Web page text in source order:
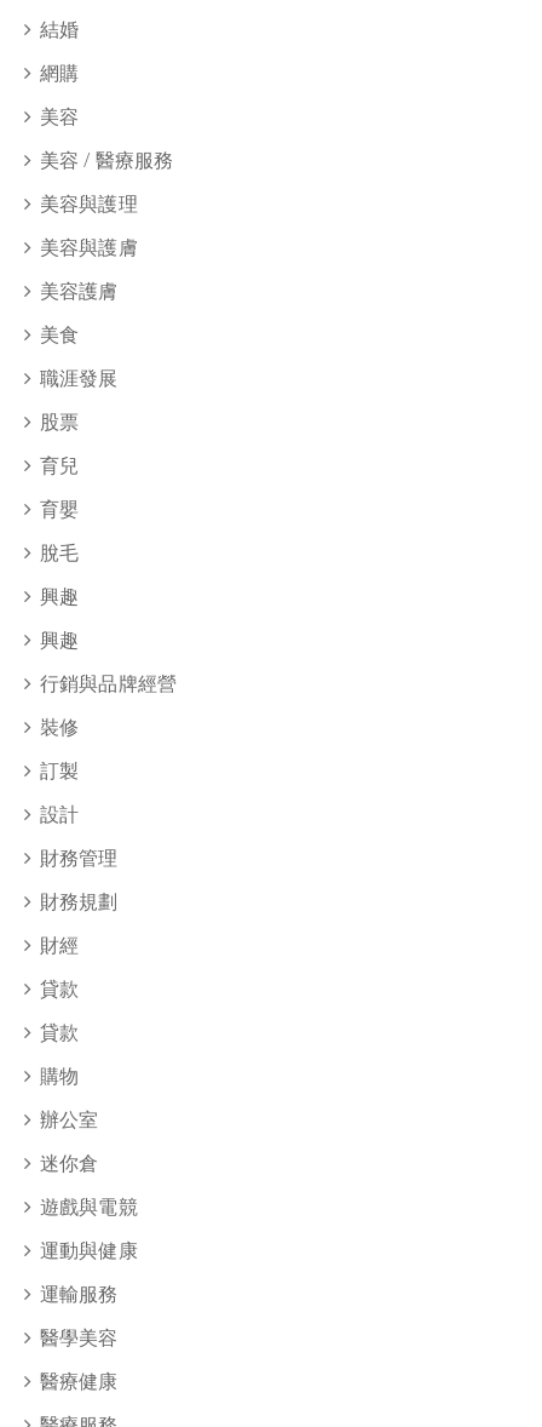
結婚
網購
美容
美容 / 醫療服務
美容與護理
美容與護膚
美容護膚
美食
職涯發展
股票
育兒
育嬰
脫毛
興趣
興趣
行銷與品牌經營
裝修
訂製
設計
財務管理
財務規劃
財經
貸款
貸款
購物
辦公室
迷你倉
遊戲與電競
運動與健康
運輸服務
醫學美容
醫療健康